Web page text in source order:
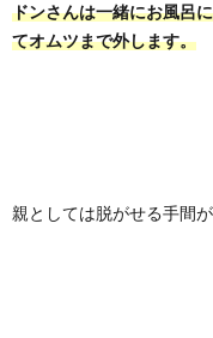
ドンさんは一緒にお風呂
てオムツまで外します。
親としては脱がせる手間